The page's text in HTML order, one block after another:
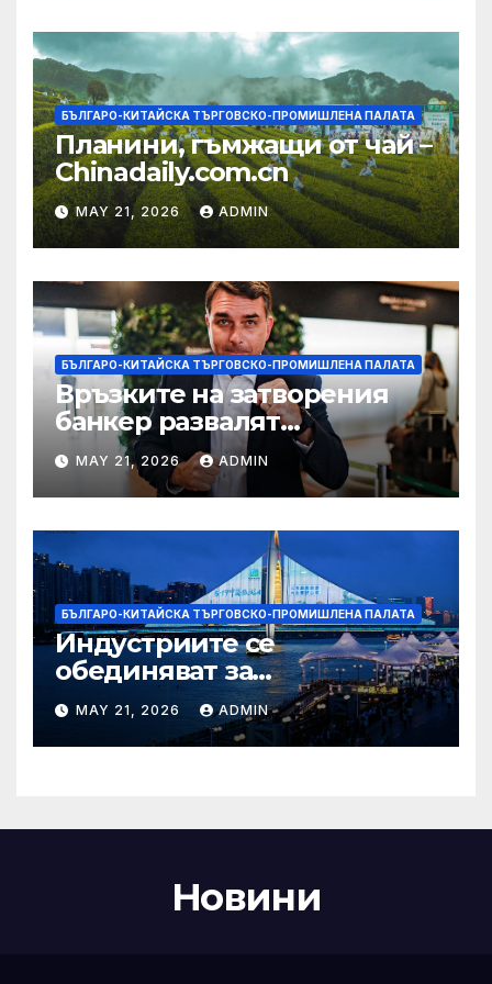
БЪЛГАРО-КИТАЙСКА ТЪРГОВСКО-ПРОМИШЛЕНА ПАЛАТА
Планини, гъмжащи от чай –
Chinadaily.com.cn
MAY 21, 2026 ADMIN
БЪЛГАРО-КИТАЙСКА ТЪРГОВСКО-ПРОМИШЛЕНА ПАЛАТА
Връзките на затворения
банкер развалят
надеждите на Флавио
Болсонаро за президент на
Бразилия
MAY 21, 2026 ADMIN
БЪЛГАРО-КИТАЙСКА ТЪРГОВСКО-ПРОМИШЛЕНА ПАЛАТА
Индустриите се
обединяват за
висококачествен растеж на
културния и
туристическия сектор
MAY 21, 2026 ADMIN
Новини